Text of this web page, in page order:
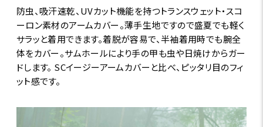
防虫、吸汗速乾、UVカット機能を持つトランスウェット・スコ
ーロン素材のアームカバー。薄手生地ですので盛夏でも軽く
サラッと着用できます。着脱が容易で、半袖着用時でも腕全
体をカバー。サムホールにより手の甲も虫や日焼けからガー
ドします。 SCイージーアームカバーと比べ、ピッタリ目のフィ
ット感です。